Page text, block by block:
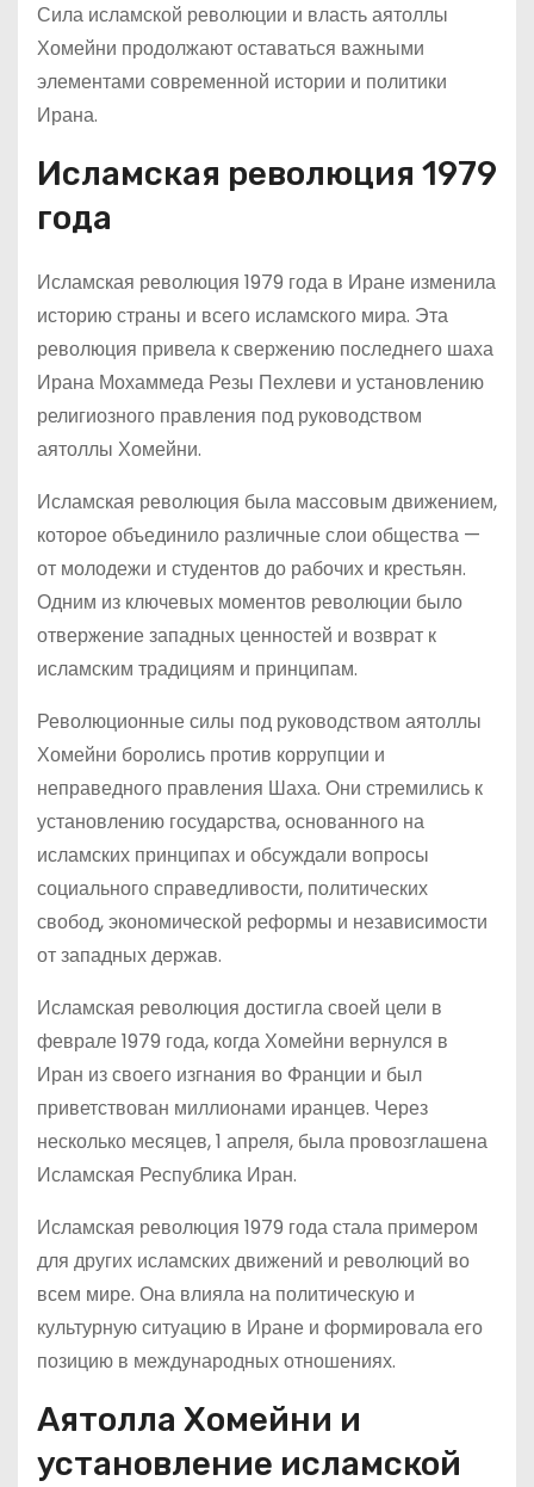
Сила исламской революции и власть аятоллы
Хомейни продолжают оставаться важными
элементами современной истории и политики
Ирана.
Исламская революция 1979
года
Исламская революция 1979 года в Иране изменила
историю страны и всего исламского мира. Эта
революция привела к свержению последнего шаха
Ирана Мохаммеда Резы Пехлеви и установлению
религиозного правления под руководством
аятоллы Хомейни.
Исламская революция была массовым движением,
которое объединило различные слои общества —
от молодежи и студентов до рабочих и крестьян.
Одним из ключевых моментов революции было
отвержение западных ценностей и возврат к
исламским традициям и принципам.
Революционные силы под руководством аятоллы
Хомейни боролись против коррупции и
неправедного правления Шаха. Они стремились к
установлению государства, основанного на
исламских принципах и обсуждали вопросы
социального справедливости, политических
свобод, экономической реформы и независимости
от западных держав.
Исламская революция достигла своей цели в
феврале 1979 года, когда Хомейни вернулся в
Иран из своего изгнания во Франции и был
приветствован миллионами иранцев. Через
несколько месяцев, 1 апреля, была провозглашена
Исламская Республика Иран.
Исламская революция 1979 года стала примером
для других исламских движений и революций во
всем мире. Она влияла на политическую и
культурную ситуацию в Иране и формировала его
позицию в международных отношениях.
Аятолла Хомейни и
установление исламской